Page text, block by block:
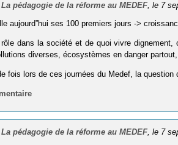
La pédagogie de la réforme au MEDEF, le 7
aujourd”hui ses 100 premiers jours ->
dans la société et de quoi vivre
diverses, écosystèmes en danger partout,
fois lors de ces journées du Medef, la
La pédagogie de la réforme au MEDEF, le 7